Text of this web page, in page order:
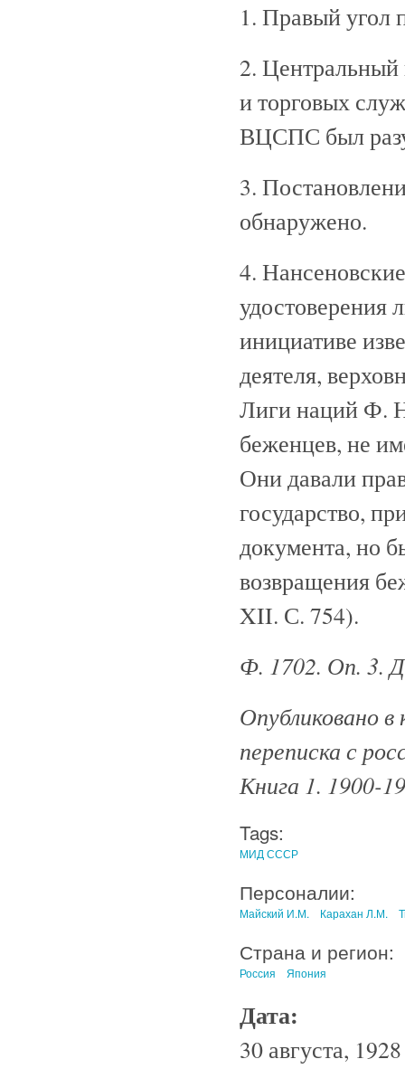
1. Правый угол
2. Центральный
и торговых
ВЦСПС был
3.
обнаружено.
4.
удостоверения
инициативе
деятеля,
Лиги наций Ф.
беженцев, не
Они давали
государство,
документа, но
возвращения
XII. С. 754).
Ф. 1702. Оп. 3.
Опубликовано
переписка с
Книга 1. 1900-
Tags:
МИД СССР
Персоналии:
Майский И.М. Карахан Л.М.
Страна и регион:
Россия Япония
Дата:
30 августа,